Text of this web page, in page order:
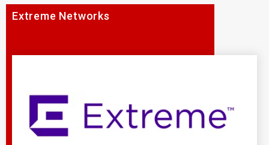
Extreme Networks